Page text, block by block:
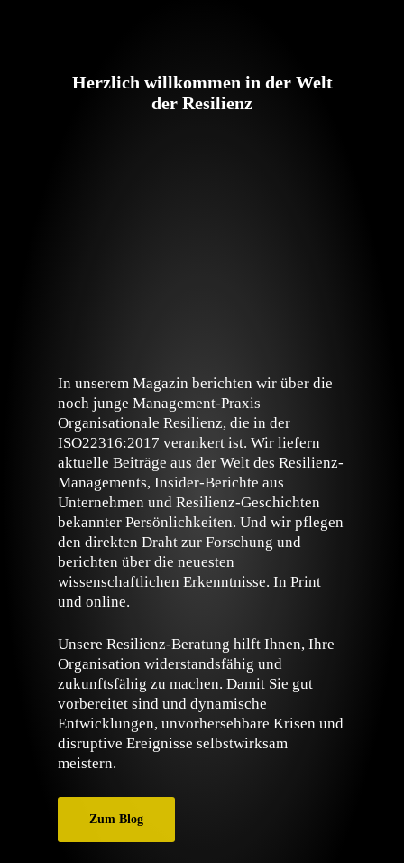
Herzlich willkommen in der Welt
der Resilienz
In unserem Magazin berichten wir über die
noch junge Management-Praxis
Organisationale Resilienz, die in der
ISO22316:2017 verankert ist. Wir liefern
aktuelle Beiträge aus der Welt des Resilienz-
Managements, Insider-Berichte aus
Unternehmen und Resilienz-Geschichten
bekannter Persönlichkeiten. Und wir pflegen
den direkten Draht zur Forschung und
berichten über die neuesten
wissenschaftlichen Erkenntnisse. In Print
und online.
Unsere Resilienz-Beratung hilft Ihnen, Ihre
Organisation widerstandsfähig und
zukunftsfähig zu machen. Damit Sie gut
vorbereitet sind und dynamische
Entwicklungen, unvorhersehbare Krisen und
disruptive Ereignisse selbstwirksam
meistern.
Zum Blog